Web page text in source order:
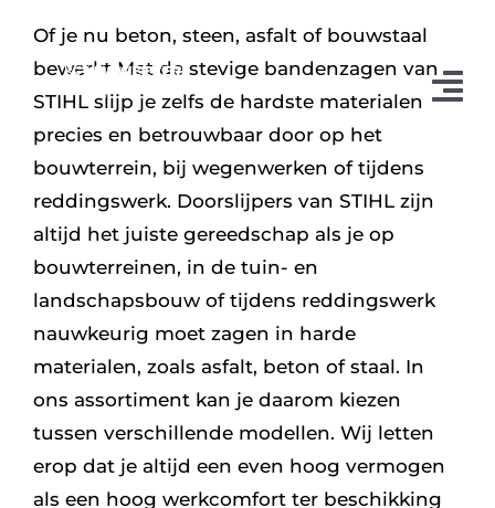
naar
inhoud
Occasions
Landbouw
Of je nu beton, steen, asfalt of bouwstaal
bewerkt Met de stevige bandenzagen van
STIHL slijp je zelfs de hardste materialen
precies en betrouwbaar door op het
bouwterrein, bij wegenwerken of tijdens
reddingswerk. Doorslijpers van STIHL zijn
altijd het juiste gereedschap als je op
bouwterreinen, in de tuin- en
landschapsbouw of tijdens reddingswerk
nauwkeurig moet zagen in harde
materialen, zoals asfalt, beton of staal. In
ons assortiment kan je daarom kiezen
tussen verschillende modellen. Wij letten
erop dat je altijd een even hoog vermogen
als een hoog werkcomfort ter beschikking